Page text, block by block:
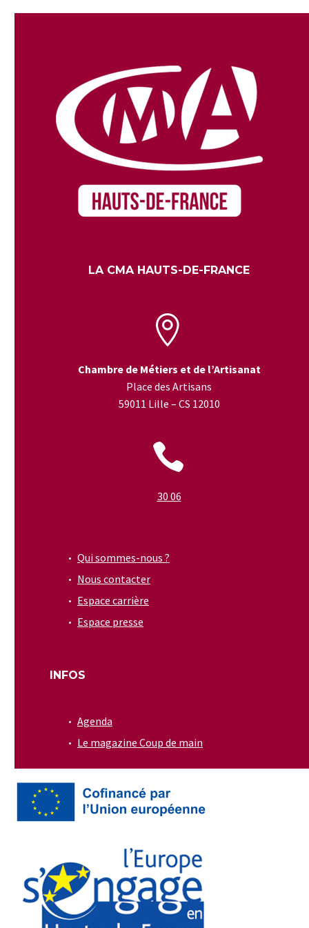
LA CMA HAUTS-DE-FRANCE


Chambre de Métiers et de l’Artisanat
Place des Artisans
59011 Lille – CS 12010


30 06
Qui sommes-nous ?
Nous contacter
Espace carrière
Espace presse
INFOS
Agenda
Le magazine Coup de main